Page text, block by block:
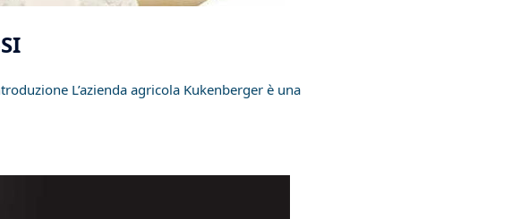
L’azienda agricola Kukenberger è una